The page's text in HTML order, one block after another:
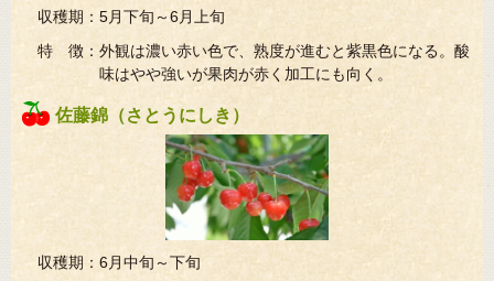
収穫期：5月下旬～6月上旬
特 徴：外観は濃い赤い色で、熟度が進むと紫黒色になる。酸
味はやや強いが果肉が赤く加工にも向く。
佐藤錦（さとうにしき）
収穫期：6月中旬～下旬